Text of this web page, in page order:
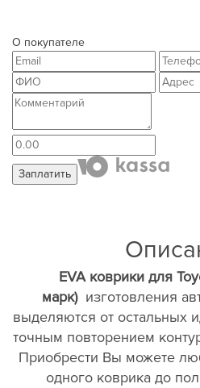
О покупателе
Заплатить
EVA коврики для
марк) изготовления
выделяются от остальных
точным повторением
Приобрести Вы можете
одного коврика до